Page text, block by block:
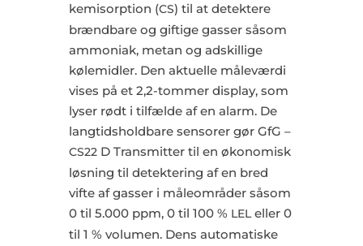
kemisorption (CS) til at detektere
brændbare og giftige gasser såsom
ammoniak, metan og adskillige
kølemidler. Den aktuelle måleværdi
vises på et 2,2-tommer display, som
lyser rødt i tilfælde af en alarm. De
langtidsholdbare sensorer gør GfG –
CS22D Transmitter til en økonomisk
løsning til detektering af en bred
vifte af gasser i måleområder såsom
0 til 5.000 ppm, 0 til 100 % LELeller 0
til 1 % volumen. Dens automatiske